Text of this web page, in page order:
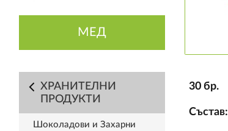
МЕД
ХРАНИТЕЛНИ
ПРОДУКТИ
Шоколадови и Захарни
30 бр.
Състав: